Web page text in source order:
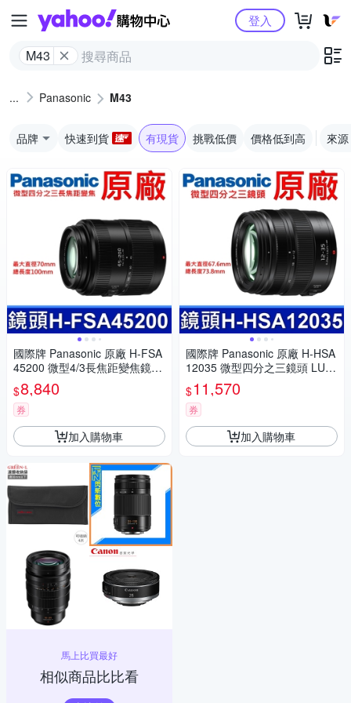
Yahoo購物中心
M43
登入
Panasonic M43
品牌 快速到貨 有現貨 挑戰低價 價格低到高 來源
國際牌 Panasonic 原廠 H-FSA
45200 微型4/3長焦距變焦鏡頭
LUMIX G X VARIO 45-200mm
單眼鏡頭 相機
$8,840
券
加入購物車
馬上比買最好
相似商品比比看
國際牌 Panasonic 原廠 H-HSA
12035 微型四分之三鏡頭 LUMI
X G X VARIO 12-35mm 相機
$11,570
券
加入購物車